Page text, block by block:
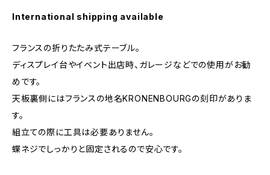
International shipping available
フランスの折りたたみ式テーブル。
ディスプレイ台やイベント出店時、ガレージなどでの使用がお勧
めです。
天板裏側にはフランスの地名KRONENBOURGの刻印がありま
す。
組立ての際に工具は必要ありません。
蝶ネジでしっかりと固定されるので安心です。